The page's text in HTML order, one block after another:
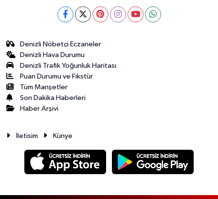
Denizli Nöbetçi Eczaneler
Denizli Hava Durumu
Denizli Trafik Yoğunluk Haritası
Puan Durumu ve Fikstür
Tüm Manşetler
Son Dakika Haberleri
Haber Arşivi
İletisim Künye